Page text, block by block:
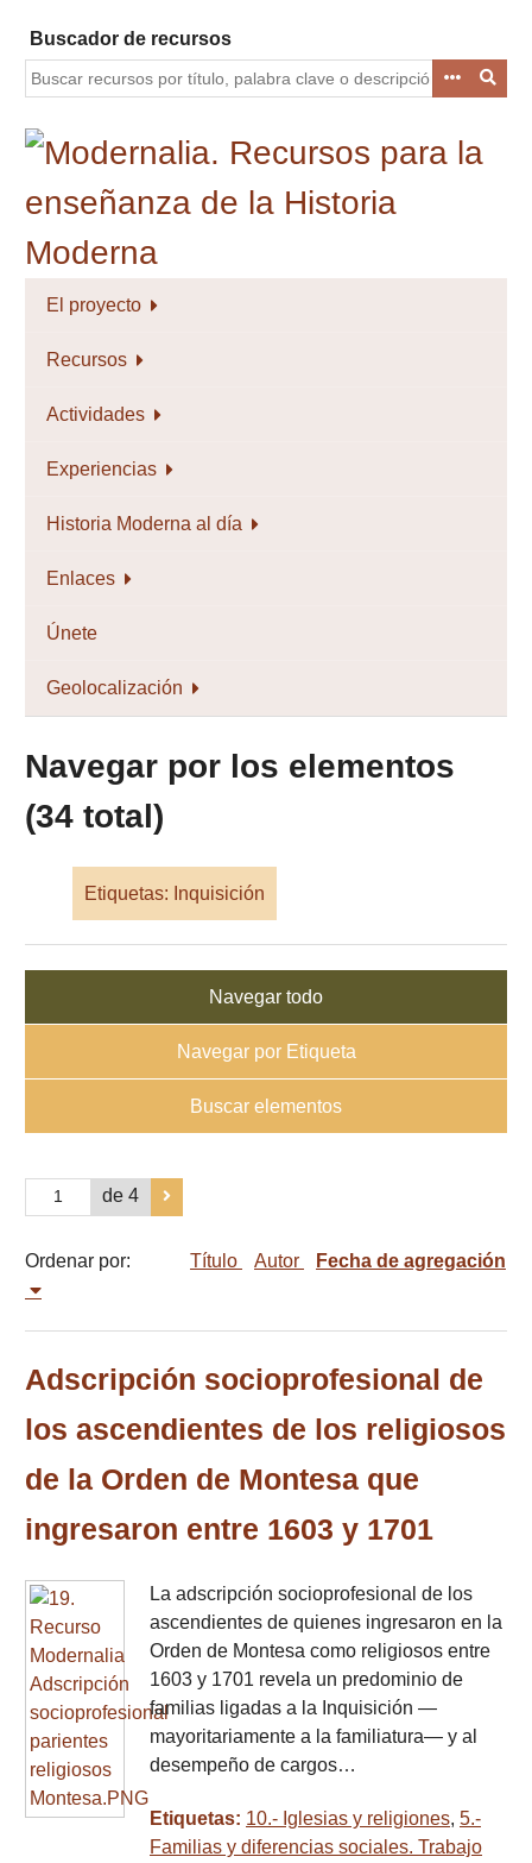
contenido
principal
Buscador de recursos
El proyecto
Recursos
Actividades
Experiencias
Historia Moderna al día
Enlaces
Únete
Geolocalización
Navegar por los elementos
(34 total)
Etiquetas: Inquisición
Navegar todo
Navegar por Etiqueta
Buscar elementos
de 4
Ordenar por: Título Autor Fecha de agregación
Adscripción socioprofesional de
los ascendientes de los religiosos
de la Orden de Montesa que
ingresaron entre 1603 y 1701
La adscripción socioprofesional de los
ascendientes de quienes ingresaron en la
Orden de Montesa como religiosos entre
1603 y 1701 revela un predominio de
familias ligadas a la Inquisición —
mayoritariamente a la familiatura— y al
desempeño de cargos…
Etiquetas: 10.- Iglesias y religiones, 5.-
Familias y diferencias sociales. Trabajo